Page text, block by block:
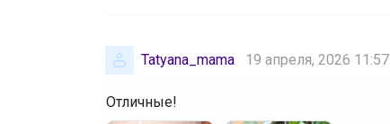
Tatyana_mama 19 апреля, 2026 11:57
Отличные!